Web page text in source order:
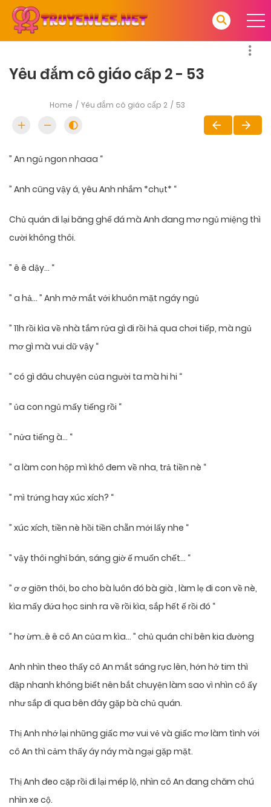
Yêu đắm cô giáo cấp 2 - 53
Home Yêu đắm cô giáo cấp 2 53
” An ngủ ngon nhaaa “
” Anh cũng vậy á, yêu Anh nhắm *chụt* “
Chủ quán đi lại băng ghế đá mà Anh đang mơ ngủ miệng thì
cười không thôi.
” ê ê dậy… “
” a hả… ” Anh mở mắt với khuôn mặt ngáy ngủ
” 11h rồi kìa về nhà tắm rửa gì đi rồi hả qua chơi tiếp, mà ngủ
mơ gì mà vui dữ vậy “
” có gì đâu chuyện của người ta mà hi hi “
” ủa con ngủ mấy tiếng rồi “
” nửa tiếng à… “
” a làm con hộp mì khô đem về nha, trả tiền nè “
” mì trứng hay xúc xích? “
” xúc xích, tiền nè hồi tiền chẵn mới lấy nhe “
” vậy thôi nghỉ bán, sáng giờ ế muốn chết… “
” ơ ơ giỡn thôi, bo cho bà luôn đó bà già , làm lẹ đi con về nè,
kìa mấy đứa học sinh ra về rồi kìa, sắp hết ế rồi đó “
” hơ ừm..ê ê cô An của m kìa… ” chủ quán chỉ bên kia đường
Anh nhìn theo thấy cô An mắt sáng rực lên, hớn hở tim thì
đập nhanh không biết nên bắt chuyện làm sao vì nhìn cô ấy
như sắp đi qua bên đây gặp bà chủ quán.
Thị Anh nhớ lại những giấc mơ vui vẻ và giấc mơ làm tình với
cô An thì cảm thấy áy náy mà ngại gặp mặt.
Thị Anh đeo cặp rồi đi lại mép lộ, nhìn cô An đang chăm chú
nhìn xe cộ.